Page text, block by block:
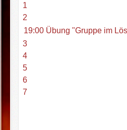
1
2
19:00 Übung "Gruppe im
3
4
5
6
7